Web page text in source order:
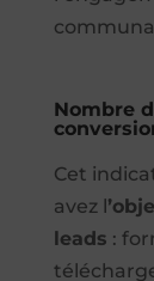
Nombre
Cet
avez l
leads :